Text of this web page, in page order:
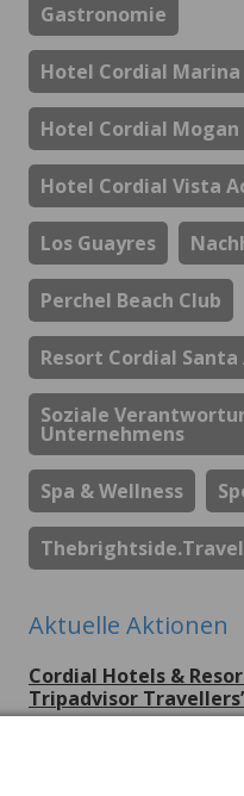
Gastronomie
Hotel Cordial Marina
Hotel Cordial Mogan
Hotel Cordial Vista
Los Guayres
Perchel Beach Club
Resort Cordial Santa
Soziale
Unternehmens
Spa & Wellness
Thebrightside.travel
Aktuelle Aktionen
Cordial Hotels &
Tripadvisor
Perchel Beach Club,
Gran Canaria Swim